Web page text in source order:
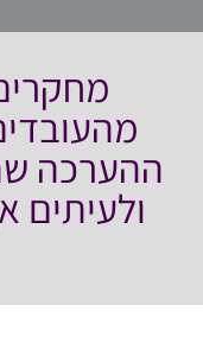
ההערכה
ולעיתים